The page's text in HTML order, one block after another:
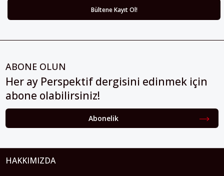
ABONE OLUN
Her ay Perspektif dergisini edinmek için
abone olabilirsiniz!
Abonelik
HAKKIMIZDA